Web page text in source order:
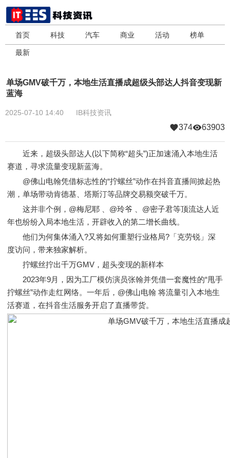
首页 科技 汽车 商业 活动 榜单
最新
单场GMV破千万，本地生活直播成超级头部达人抖音变现新
蓝海
2025-07-10 14:40 IB科技资讯
374 63903
近来，超级头部达人(以下简称“超头”)正加速涌入本地生活
赛道，寻求流量变现新蓝海。
@佛山电翰凭借标志性的“拧螺丝”动作在抖音直播间掀起热
潮，单场带动肯德基、塔斯汀等品牌交易额突破千万。
这并非个例，@梅尼耶 、@玲爷 、@密子君等顶流达人近
年也纷纷入局本地生活，开辟收入的第二增长曲线。
他们为何集体涌入?又将如何重塑行业格局?「克劳锐」深
度访问，带来独家解析。
拧螺丝拧出千万GMV，超头变现的新样本
2023年9月，因为工厂模仿演员张翰并凭借一套魔性的“甩手
拧螺丝”动作走红网络。一年后，@佛山电翰 将流量引入本地生
活赛道，在抖音生活服务开启了直播带货。